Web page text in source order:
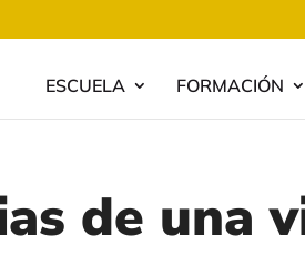
ESCUELA FORMACIÓN
de una